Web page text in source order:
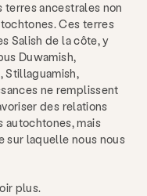
terres ancestrales non
Ces terres
Salish de la côte, y
Duwamish,
Stillaguamish,
ne remplissent
des relations
autochtones, mais
sur laquelle nous nous
plus.